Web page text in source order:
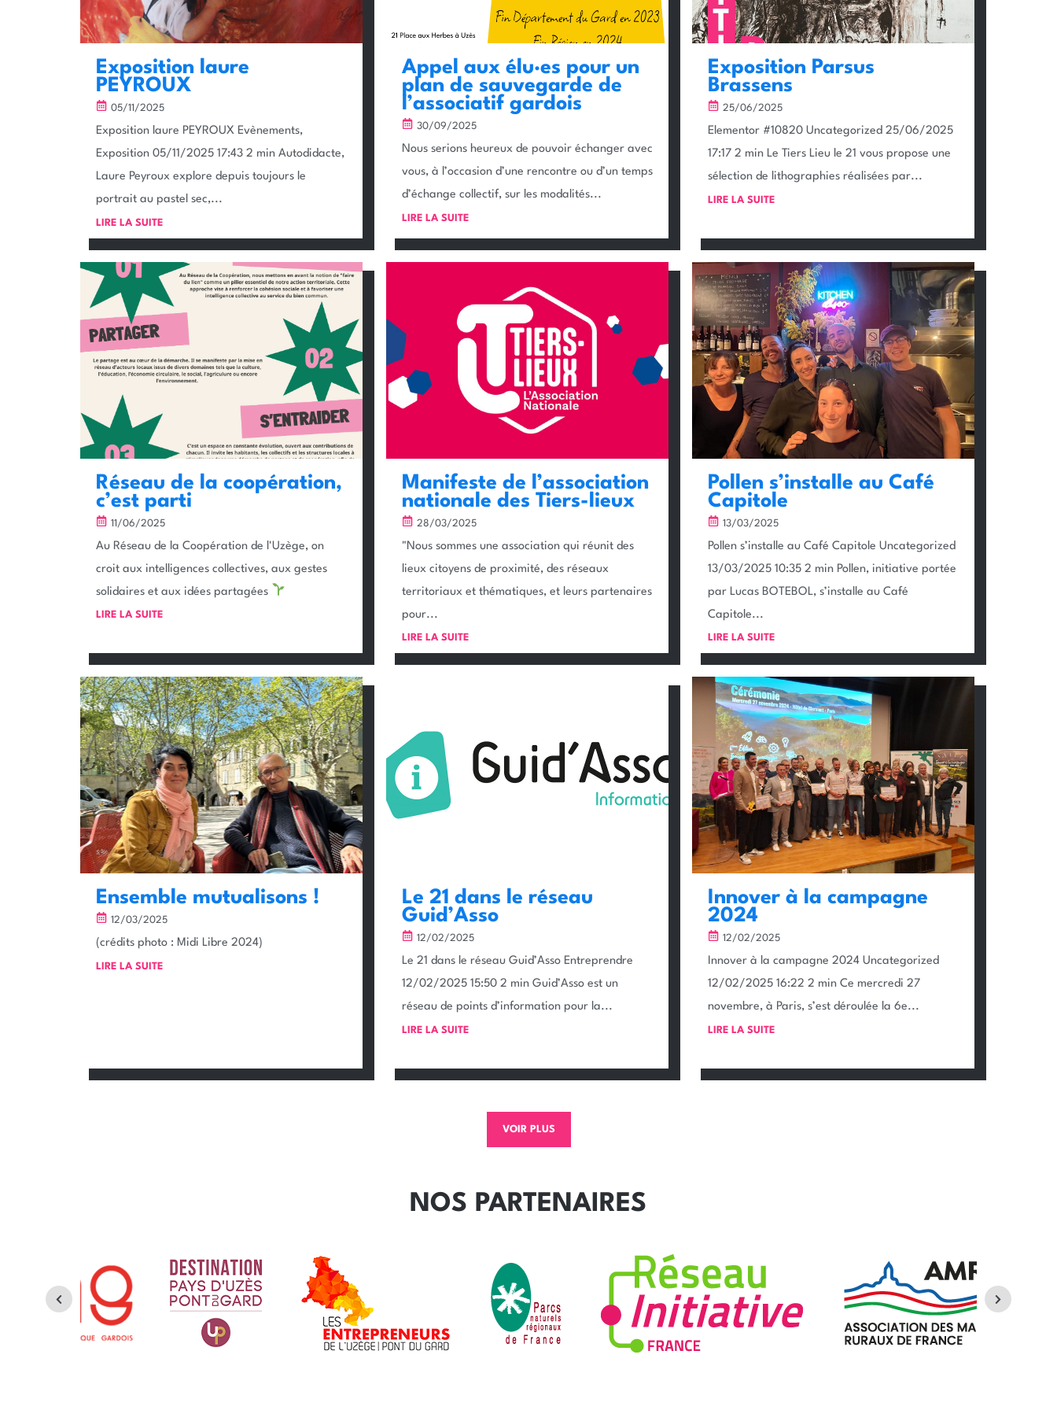
Exposition laure
PEYROUX
05/11/2025
Exposition laure PEYROUX Evènements,
Exposition 05/11/2025 17:43 2 min Autodidacte,
Laure Peyroux explore depuis toujours le
portrait au pastel sec,...
LIRE LA SUITE
Appel aux élu·es pour un
plan de sauvegarde de
l’associatif gardois
30/09/2025
Nous serions heureux de pouvoir échanger avec
vous, à l’occasion d’une rencontre ou d’un temps
d’échange collectif, sur les modalités...
LIRE LA SUITE
Exposition Parsus
Brassens
25/06/2025
Elementor #10820 Uncategorized 25/06/2025
17:17 2 min Le Tiers Lieu le 21 vous propose une
sélection de lithographies réalisées par...
LIRE LA SUITE
Réseau de la coopération,
c’est parti
11/06/2025
Au Réseau de la Coopération de l'Uzège, on
croit aux intelligences collectives, aux gestes
solidaires et aux idées partagées
LIRE LA SUITE
Manifeste de l’association
nationale des Tiers-lieux
28/03/2025
"Nous sommes une association qui réunit des
lieux citoyens de proximité, des réseaux
territoriaux et thématiques, et leurs partenaires
pour...
LIRE LA SUITE
Pollen s’installe au Café
Capitole
13/03/2025
Pollen s’installe au Café Capitole Uncategorized
13/03/2025 10:35 2 min Pollen, initiative portée
par Lucas BOTEBOL, s’installe au Café
Capitole...
LIRE LA SUITE
Ensemble mutualisons !
12/03/2025
(crédits photo : Midi Libre 2024)
LIRE LA SUITE
Le 21 dans le réseau
Guid’Asso
12/02/2025
Le 21 dans le réseau Guid’Asso Entreprendre
12/02/2025 15:50 2 min Guid’Asso est un
réseau de points d’information pour la...
LIRE LA SUITE
Innover à la campagne
2024
12/02/2025
Innover à la campagne 2024 Uncategorized
12/02/2025 16:22 2 min Ce mercredi 27
novembre, à Paris, s’est déroulée la 6e...
LIRE LA SUITE
VOIR PLUS
NOS PARTENAIRES